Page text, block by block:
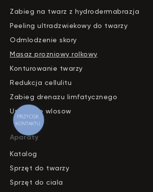
Zabieg na twarz z hydrodermabrazja
Peeling ultradzwiekowy do twarzy
Odmlodzenie skory
Masaz prozniowy rolkowy
Konturowanie twarzy
Redukcja cellulitu
Zabieg drenazu limfatycznego
Usuwanie wlosow
Aparaty
Katalog
Sprzęt do twarzy
Sprzęt do ciala
PRZYCISK
KONTAKTU